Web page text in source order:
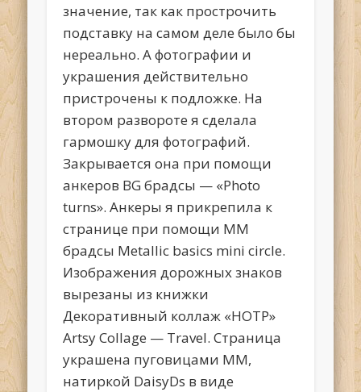
значение, так как прострочить
подставку на самом деле было бы
нереально. А фотографии и
украшения действительно
пристрочены к подложке. На
втором развороте я сделала
гармошку для фотографий.
Закрывается она при помощи
анкеров BG брадсы — «Photo
turns». Анкеры я прикрепила к
странице при помощи MM
брадсы Metallic basics mini circle.
Изображения дорожных знаков
вырезаны из книжки
Декоративный коллаж «HOTP»
Artsy Collage — Travel. Страница
украшена пуговицами ММ,
натиркой DaisyDs в виде